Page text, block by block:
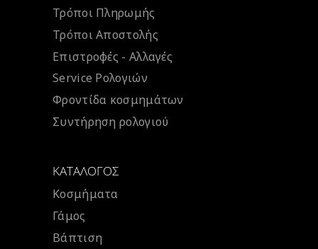
Τρόποι Πληρωμής
Τρόποι Αποστολής
Επιστροφές - Αλλαγές
Service Ρολογιών
Φροντίδα κοσμημάτων
Συντήρηση ρολογιού
ΚΑΤΆΛΟΓΟΣ
Κοσμήματα
Γάμος
Βάπτιση